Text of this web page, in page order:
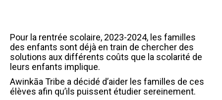
Pour la rentrée scolaire, 2023-2024, les familles
des enfants sont déjà en train de chercher des
solutions aux différents coûts que la scolarité de
leurs enfants implique.
Awinkāa Tribe a décidé d’aider les familles de ces
élèves afin qu’ils puissent étudier sereinement.